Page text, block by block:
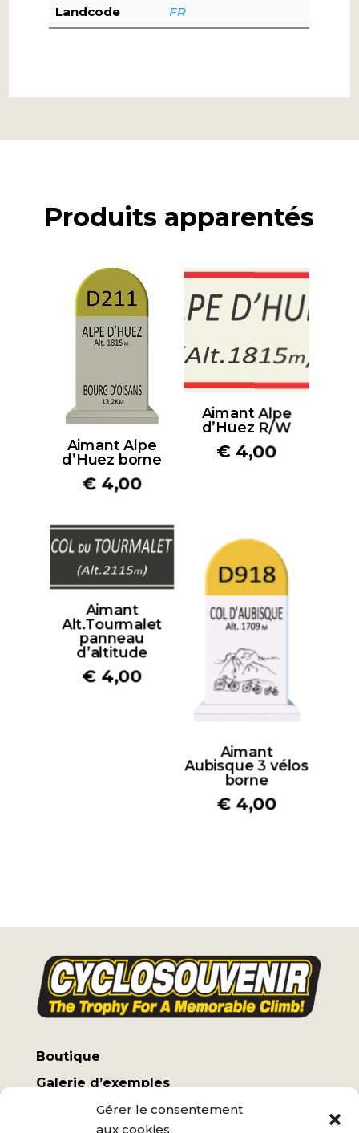
Gérer le consentement
aux cookies
Landcode FR
Produits apparentés
Aimant Alpe
d’Huez borne
€ 4,00
Aimant Alpe
d’Huez R/W
€ 4,00
Aimant
Alt.Tourmalet
panneau
d’altitude
€ 4,00
Aimant
Aubisque 3 vélos
borne
€ 4,00
Boutique
Galerie d’exemples
Mon compte